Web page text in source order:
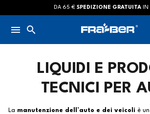
al
contenuto
DA 65 € SPEDIZIONE GRATUITA IN
menu search
LIQUIDI E
TECNICI PER
La manutenzione dell’auto e dei veicoli è